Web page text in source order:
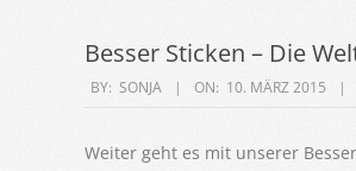
Besser Sticken – Die
2015-
10
BY: SONJA ON: 10. MÄRZ 2015
Weiter geht es mit unserer